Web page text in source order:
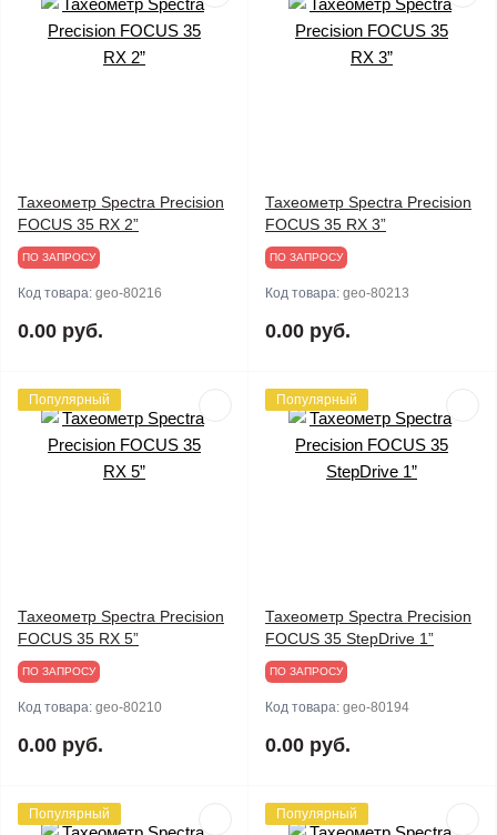
Тахеометр Spectra Precision
FOCUS 35 RX 2”
ПО ЗАПРОСУ
Код товара: geo-80216
0.00 руб.
Тахеометр Spectra Precision
FOCUS 35 RX 3”
ПО ЗАПРОСУ
Код товара: geo-80213
0.00 руб.
Популярный
Тахеометр Spectra Precision
FOCUS 35 RX 5”
ПО ЗАПРОСУ
Код товара: geo-80210
0.00 руб.
Популярный
Тахеометр Spectra Precision
FOCUS 35 StepDrive 1”
ПО ЗАПРОСУ
Код товара: geo-80194
0.00 руб.
Популярный Популярный